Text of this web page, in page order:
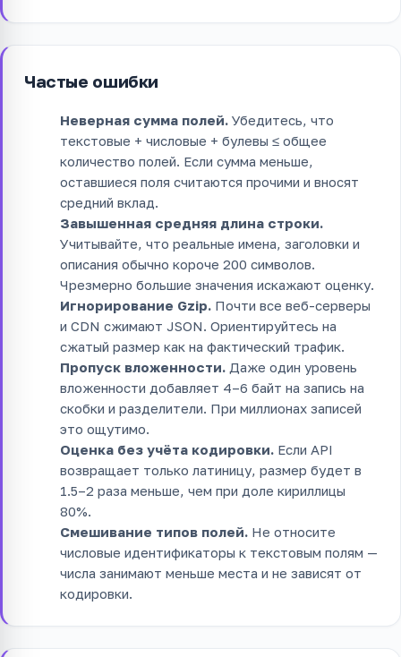
Частые ошибки
Неверная сумма полей. Убедитесь, что
текстовые + числовые + булевы ≤ общее
количество полей. Если сумма меньше,
оставшиеся поля считаются прочими и вносят
средний вклад.
Завышенная средняя длина строки.
Учитывайте, что реальные имена, заголовки и
описания обычно короче 200 символов.
Чрезмерно большие значения искажают оценку.
Игнорирование Gzip. Почти все веб-серверы
и CDN сжимают JSON. Ориентируйтесь на
сжатый размер как на фактический трафик.
Пропуск вложенности. Даже один уровень
вложенности добавляет 4–6 байт на запись на
скобки и разделители. При миллионах записей
это ощутимо.
Оценка без учёта кодировки. Если API
возвращает только латиницу, размер будет в
1.5–2 раза меньше, чем при доле кириллицы
80%.
Смешивание типов полей. Не относите
числовые идентификаторы к текстовым полям —
числа занимают меньше места и не зависят от
кодировки.